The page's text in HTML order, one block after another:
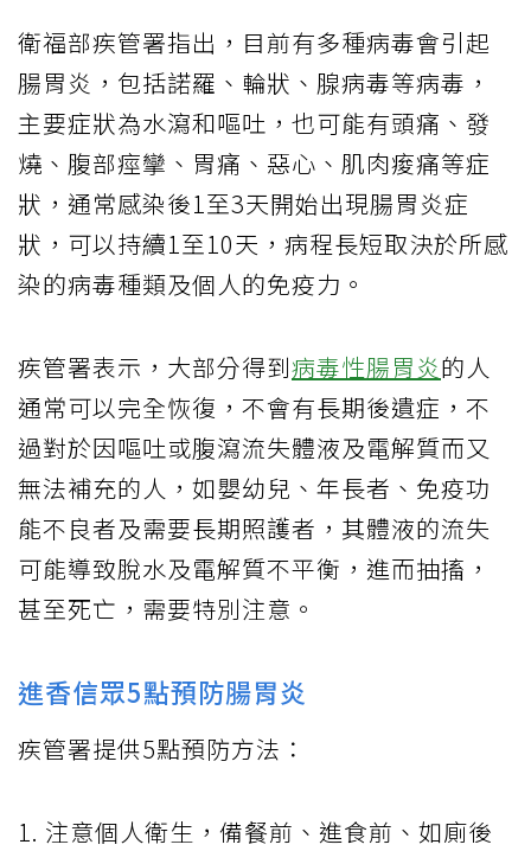
衛福部疾管署指出，目前有多種病毒會引起
腸胃炎，包括諾羅、輪狀、腺病毒等病毒，
主要症狀為水瀉和嘔吐，也可能有頭痛、發
燒、腹部痙攣、胃痛、惡心、肌肉痠痛等症
狀，通常感染後1至3天開始出現腸胃炎症
狀，可以持續1至10天，病程長短取決於所感
染的病毒種類及個人的免疫力。
疾管署表示，大部分得到病毒性腸胃炎的人
通常可以完全恢復，不會有長期後遺症，不
過對於因嘔吐或腹瀉流失體液及電解質而又
無法補充的人，如嬰幼兒、年長者、免疫功
能不良者及需要長期照護者，其體液的流失
可能導致脫水及電解質不平衡，進而抽搐，
甚至死亡，需要特別注意。
進香信眾5點預防腸胃炎
疾管署提供5點預防方法：
1. 注意個人衛生，備餐前、進食前、如廁後